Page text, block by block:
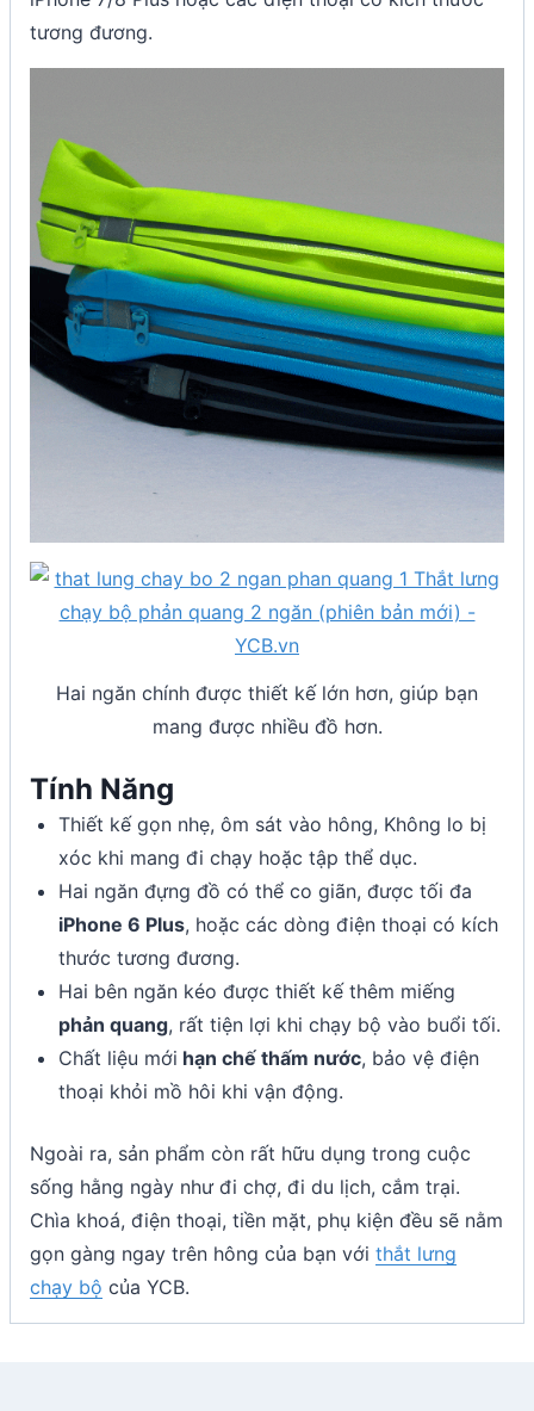
tương đương.
Hai ngăn chính được thiết kế lớn hơn, giúp bạn
mang được nhiều đồ hơn.
Tính Năng
Thiết kế gọn nhẹ, ôm sát vào hông, Không lo bị
xóc khi mang đi chạy hoặc tập thể dục.
Hai ngăn đựng đồ có thể co giãn, được tối đa
iPhone 6 Plus, hoặc các dòng điện thoại có kích
thước tương đương.
Hai bên ngăn kéo được thiết kế thêm miếng
phản quang, rất tiện lợi khi chạy bộ vào buổi tối.
Chất liệu mới hạn chế thấm nước, bảo vệ điện
thoại khỏi mồ hôi khi vận động.
Ngoài ra, sản phẩm còn rất hữu dụng trong cuộc
sống hằng ngày như đi chợ, đi du lịch, cắm trại.
Chìa khoá, điện thoại, tiền mặt, phụ kiện đều sẽ nằm
gọn gàng ngay trên hông của bạn với thắt lưng
chạy bộ của YCB.